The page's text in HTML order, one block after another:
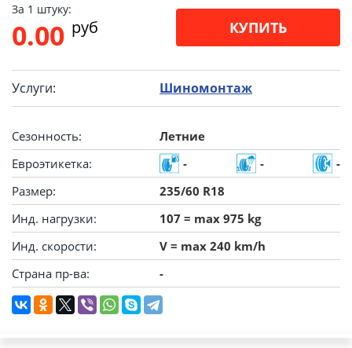
За 1 штуку:
0.00 pуб КУПИТЬ
Услуги: Шиномонтаж
Сезонность:
Летние
Евроэтикетка:
- -
-
Размер:
235/60 R18
Инд. нагрузки:
107 = max 975 kg
Инд. скорости:
V = max 240 km/h
Страна пр-ва:
-